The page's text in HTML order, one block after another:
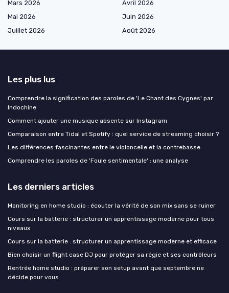
Mars 2026
Avril 2026
Mai 2026
Juin 2026
Juillet 2026
Août 2026
Les plus lus
Comprendre la signification des paroles de 'Le Chant des Cygnes' par
Indochine
Comment ajouter une musique absente sur Instagram
Comparaison entre Tidal et Spotify : quel service de streaming choisir ?
Les différences fascinantes entre le violoncelle et la contrebasse
Comprendre les paroles de 'Foule sentimentale' : une analyse
Les derniers articles
Monitoring en home studio : écouter la vérité de son mix sans se ruiner
Cours sur la batterie : structurer un apprentissage moderne pour tous
niveaux
Cours sur la batterie : structurer un apprentissage moderne et efficace
Bien choisir un flight case DJ pour protéger sa régie et ses contrôleurs
Rentrée home studio : préparer son setup avant que septembre ne
décide pour vous